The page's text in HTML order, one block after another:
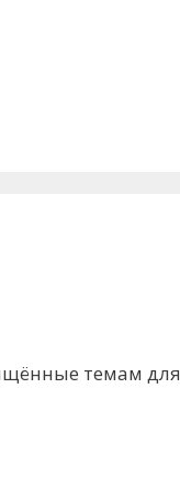
темам для